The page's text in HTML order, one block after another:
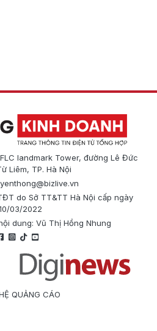
landmark Tower, đường Lê Đức
Liêm, TP. Hà Nội
do Sở TT&TT Hà Nội cấp ngày
03/2022
dung: Vũ Thị Hồng Nhung
QUẢNG CÁO